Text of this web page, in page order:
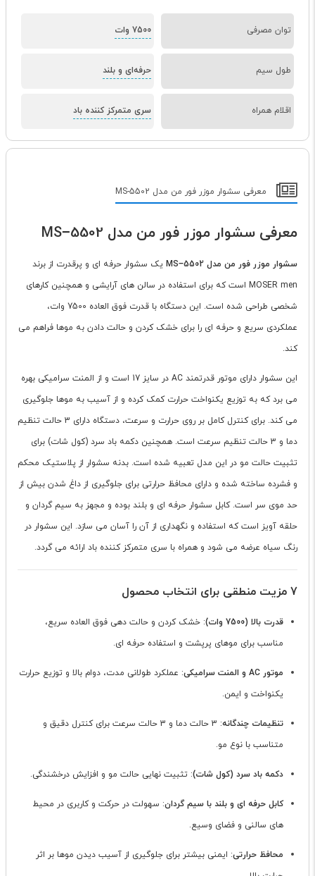
توان مصرفی 7500 وات
طول سیم حرفه‌ای و بلند
اقلام همراه سری متمرکز کننده باد
معرفی سشوار موزر فور من مدل MS-5502
معرفی سشوار موزر فور من مدل MS−5502
سشوار موزر فور من مدل MS−5502
یک سشوار حرفه ای و پرقدرت از برند
MOSER men است که برای استفاده در سالن های آرایشی و همچنین کارهای
شخصی طراحی شده است. این دستگاه با قدرت فوق العاده 7500 وات،
عملکردی سریع و حرفه ای را برای خشک کردن و حالت دادن به موها فراهم می
کند.
این سشوار دارای موتور قدرتمند AC در سایز 17 است و از المنت سرامیکی بهره
می برد که به توزیع یکنواخت حرارت کمک کرده و از آسیب به موها جلوگیری
می کند. برای کنترل کامل بر روی حرارت و سرعت، دستگاه دارای 3 حالت تنظیم
دما و 3 حالت تنظیم سرعت است. همچنین دکمه باد سرد (کول شات) برای
تثبیت حالت مو در این مدل تعبیه شده است. بدنه سشوار از پلاستیک محکم
و فشرده ساخته شده و دارای محافظ حرارتی برای جلوگیری از داغ شدن بیش از
حد موی سر است. کابل سشوار حرفه ای و بلند بوده و مجهز به سیم گردان و
حلقه آویز است که استفاده و نگهداری از آن را آسان می سازد. این سشوار در
رنگ سیاه عرضه می شود و همراه با سری متمرکز کننده باد ارائه می گردد.
7 مزیت منطقی برای انتخاب محصول
قدرت بالا (7500 وات)
: خشک کردن و حالت دهی فوق العاده سریع،
مناسب برای موهای پرپشت و استفاده حرفه ای.
موتور AC و المنت سرامیکی
: عملکرد طولانی مدت، دوام بالا و توزیع حرارت
یکنواخت و ایمن.
تنظیمات چندگانه
: 3 حالت دما و 3 حالت سرعت برای کنترل دقیق و
متناسب با نوع مو.
دکمه باد سرد (کول شات): تثبیت نهایی حالت مو و افزایش درخشندگی.
کابل حرفه ای و بلند با سیم گردان: سهولت در حرکت و کاربری در محیط
های سالنی و فضای وسیع.
محافظ حرارتی: ایمنی بیشتر برای جلوگیری از آسیب دیدن موها بر اثر